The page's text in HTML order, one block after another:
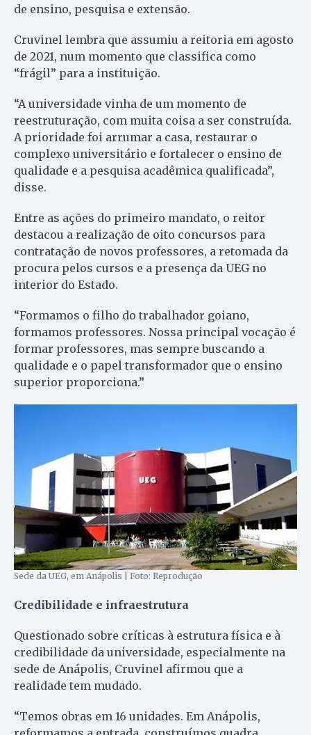
de ensino, pesquisa e extensão.
Cruvinel lembra que assumiu a reitoria em agosto
de 2021, num momento que classifica como
“frágil” para a instituição.
“A universidade vinha de um momento de
reestruturação, com muita coisa a ser construída.
A prioridade foi arrumar a casa, restaurar o
complexo universitário e fortalecer o ensino de
qualidade e a pesquisa acadêmica qualificada”,
disse.
Entre as ações do primeiro mandato, o reitor
destacou a realização de oito concursos para
contratação de novos professores, a retomada da
procura pelos cursos e a presença da UEG no
interior do Estado.
“Formamos o filho do trabalhador goiano,
formamos professores. Nossa principal vocação é
formar professores, mas sempre buscando a
qualidade e o papel transformador que o ensino
superior proporciona.”
Sede da UEG, em Anápolis | Foto: Reprodução
Credibilidade e infraestrutura
Questionado sobre críticas à estrutura física e à
credibilidade da universidade, especialmente na
sede de Anápolis, Cruvinel afirmou que a
realidade tem mudado.
“Temos obras em 16 unidades. Em Anápolis,